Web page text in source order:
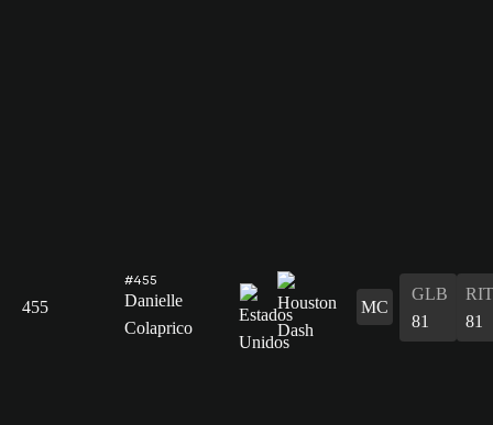
455
#455
Danielle
Colaprico
MC
GLB
81
RIT
81